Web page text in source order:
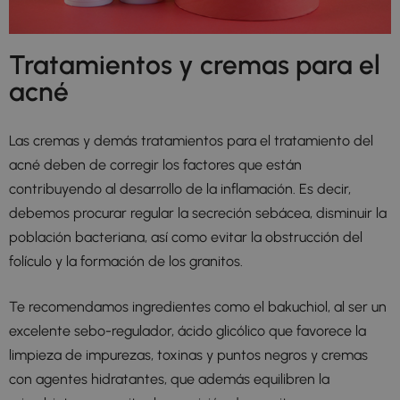
Tratamientos y cremas para el
acné
Las cremas y demás tratamientos para el tratamiento del
acné deben de corregir los factores que están
contribuyendo al desarrollo de la inflamación. Es decir,
debemos procurar regular la secreción sebácea, disminuir la
población bacteriana, así como evitar la obstrucción del
folículo y la formación de los granitos.
Te recomendamos ingredientes como el bakuchiol, al ser un
excelente sebo-regulador, ácido glicólico que favorece la
limpieza de impurezas, toxinas y puntos negros y cremas
con agentes hidratantes, que además equilibren la